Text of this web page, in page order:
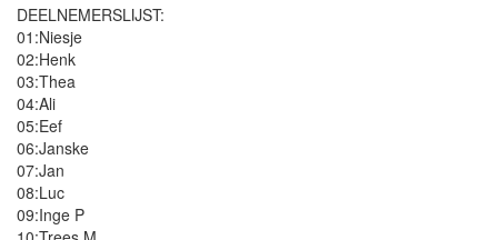
DEELNEMERSLIJST:
01:Niesje
02:Henk
03:Thea
04:Ali
05:Eef
06:Janske
07:Jan
08:Luc
09:Inge P